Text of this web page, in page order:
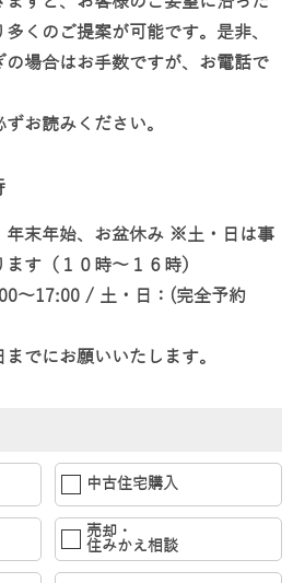
くのご提案が可能です。是非、
の場合はお手数ですが、お電話で
お読みください。
年末年始、お盆休み ※土・日は事
す（１０時～１６時）
～17:00 / 土・日：(完全予約
でにお願いいたします。
中古住宅購入
売却・
住みかえ相談